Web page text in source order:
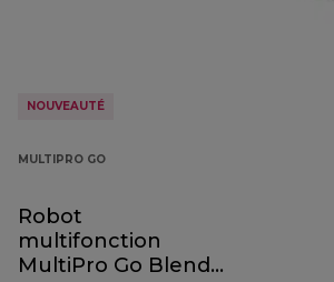
NOUVEAUTÉ
MULTIPRO GO
Robot
multifonction
MultiPro Go Blend